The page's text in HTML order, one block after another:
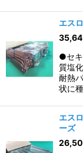
エス
●セキ
質塩
耐熱
状に
エス
ーズ